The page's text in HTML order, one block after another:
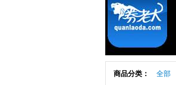
商品分类： 全部